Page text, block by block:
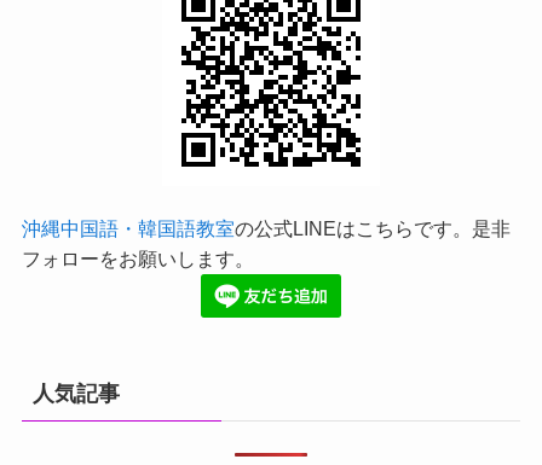
沖縄中国語・韓国語教室の公式LINEはこちらです。是非
フォローをお願いします。
人気記事